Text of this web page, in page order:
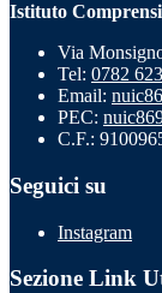
Istituto
Via
Tel: 0782
Email:
PEC:
C.F.:
Seguici su
Instagram
Sezione Link